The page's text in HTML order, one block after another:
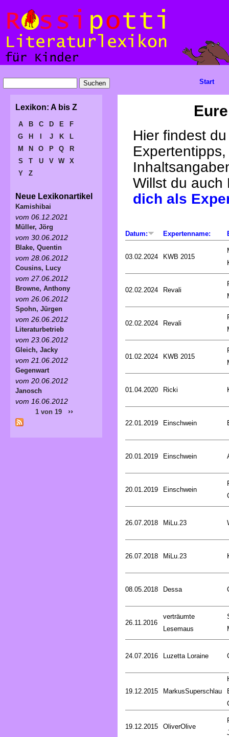
Hier findest
Willst du
dich als
Datum: Expertenname:
03.02.2024 KWB 2015
02.02.2024 Revali
02.02.2024 Revali
01.02.2024 KWB 2015
01.04.2020 Ricki
22.01.2019 Einschwein
20.01.2019 Einschwein
20.01.2019 Einschwein
26.07.2018 MiLu.23
26.07.2018 MiLu.23
08.05.2018 Dessa
26.11.2016
verträumte
Lesemaus
24.07.2016 Luzetta Loraine
19.12.2015 MarkusSuperschlau
19.12.2015 OliverOlive
Start
Lexikon: A bis Z
A B C D E
F
G
H J K
L
M
N O P Q
R
S
T U V W
X
Y
Z
Neue Lexikonartikel
Kamishibai
vom 06.12.2021
Müller, Jörg
vom 30.06.2012
Blake, Quentin
vom 28.06.2012
Cousins, Lucy
vom 27.06.2012
Browne, Anthony
vom 26.06.2012
Spohn, Jürgen
vom 26.06.2012
Literaturbetrieb
vom 23.06.2012
Gleich, Jacky
vom 21.06.2012
Gegenwart
vom 20.06.2012
Janosch
vom 16.06.2012
1 von 19 ››